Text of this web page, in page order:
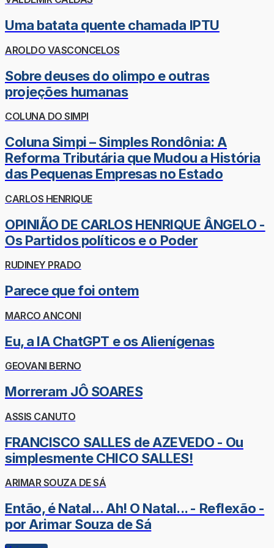
Uma batata quente chamada IPTU
AROLDO VASCONCELOS
Sobre deuses do olimpo e outras
projeções humanas
COLUNA DO SIMPI
Coluna Simpi – Simples Rondônia: A
Reforma Tributária que Mudou a História
das Pequenas Empresas no Estado
CARLOS HENRIQUE
OPINIÃO DE CARLOS HENRIQUE ÂNGELO -
Os Partidos políticos e o Poder
RUDINEY PRADO
Parece que foi ontem
MARCO ANCONI
Eu, a IA ChatGPT e os Alienígenas
GEOVANI BERNO
Morreram JÔ SOARES
ASSIS CANUTO
FRANCISCO SALLES de AZEVEDO - Ou
simplesmente CHICO SALLES!
ARIMAR SOUZA DE SÁ
Então, é Natal... Ah! O Natal... - Reflexão -
por Arimar Souza de Sá